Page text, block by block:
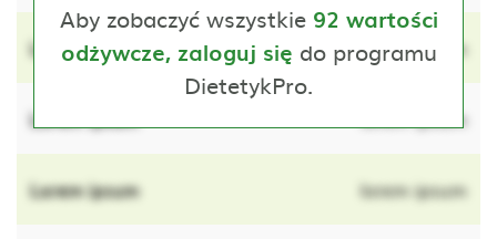
Lorem ipsum lorem ipsum
Lorem ipsum lorem ipsum
Lorem ipsum lorem ipsum
Aby zobaczyć wszystkie 92 wartości
odżywcze, zaloguj się do programu
DietetykPro.